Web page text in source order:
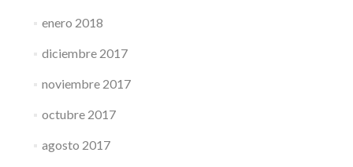
enero 2018
diciembre 2017
noviembre 2017
octubre 2017
agosto 2017